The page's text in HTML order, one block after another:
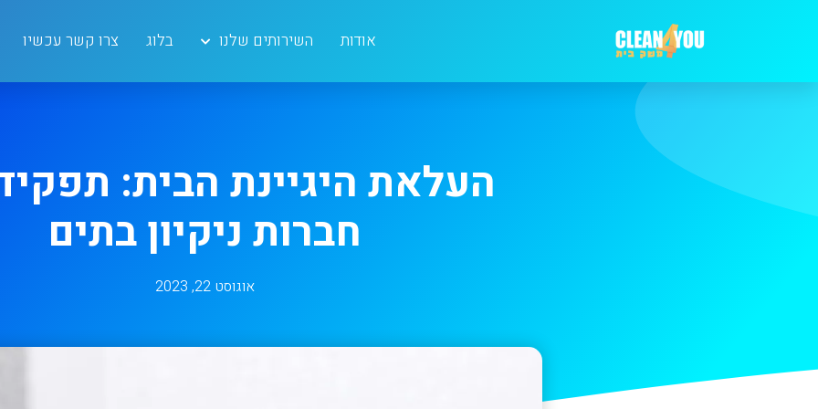
אודות השירותים שלנו בלוג צרו קשר עכשיו
העלאת היגיינת הבית:
חברות ניקיון בתים
אוגוסט 22, 2023